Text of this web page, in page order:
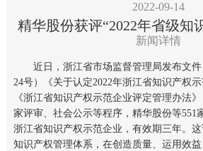
2022-09-14
精华股份获评“2022年省级知
新闻详情
近日，浙江省市场监督管理局发布文件
24号）《关于认定2022年浙江省知识产权
《浙江省知识产权示范企业评定管理办法
家评审、社会公示等程序，精华股份等551
浙江省知识产权示范企业，有效期三年。
知识产权管理体系，在创造质量、运用效